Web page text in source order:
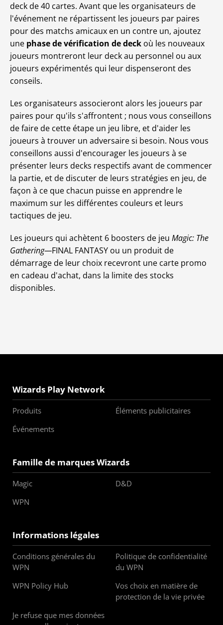
deck de 40 cartes. Avant que les organisateurs de
l'événement ne répartissent les joueurs par paires
pour des matchs amicaux en un contre un, ajoutez
une phase de vérification de deck où les nouveaux
joueurs montreront leur deck au personnel ou aux
joueurs expérimentés qui leur dispenseront des
conseils.
Les organisateurs associeront alors les joueurs par
paires pour qu'ils s'affrontent ; nous vous conseillons
de faire de cette étape un jeu libre, et d'aider les
joueurs à trouver un adversaire si besoin. Nous vous
conseillons aussi d'encourager les joueurs à se
présenter leurs decks respectifs avant de commencer
la partie, et de discuter de leurs stratégies en jeu, de
façon à ce que chacun puisse en apprendre le
maximum sur les différentes couleurs et leurs
tactiques de jeu.
Les joueurs qui achètent 6 boosters de jeu Magic: The
Gathering—FINAL FANTASY ou un produit de
démarrage de leur choix recevront une carte promo
en cadeau d'achat, dans la limite des stocks
disponibles.
Wizards Play Network
Produits
Éléments publicitaires
Événements
Famille de marques Wizards
Magic
D&D
WPN
Informations légales
Conditions générales du
WPN
Politique de confidentialité
du WPN
WPN Policy Hub
Vos choix en matière de
protection de la vie privée
Je refuse que mes données